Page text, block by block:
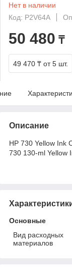
Нет в наличии
Код: P2V64A
50 480 ₸
49 470 ₸ от 5 шт.
Описание
HP 730 Yellow Ink
730 130-ml Yellow
Основные
Вид расходных
материалов